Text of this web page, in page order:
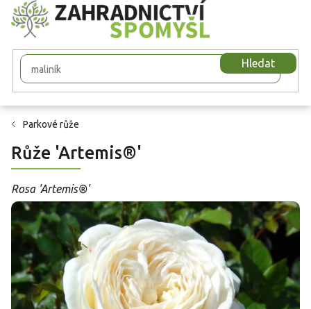
Přejít
na
obsah
Hledat
Parkové růže
Růže 'Artemis®'
Rosa 'Artemis®'